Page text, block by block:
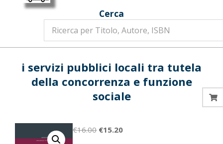
Cerca
i servizi pubblici locali tra tutela
della concorrenza e funzione
sociale
€16.00 Il
€15.20Il